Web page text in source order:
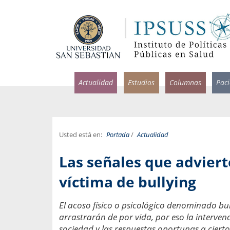
Actualidad Estudios Columnas
Usted está en: Portada/ Actualidad
Las señales que
víctima de bullying
El acoso físico o psicológico denominado
arrastrarán de por vida, por eso la
por incapacidad
Infectólogo y profesor
Usamos la palabra
una enfermedad